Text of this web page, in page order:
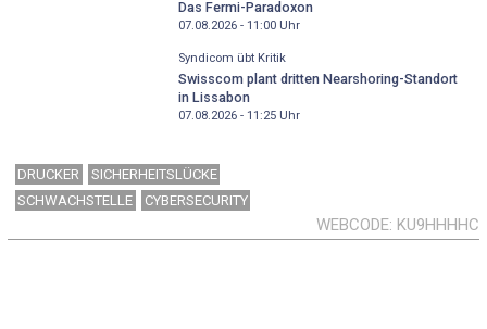
Das Fermi-Paradoxon
07.08.2026 - 11:00Uhr
Syndicom übt Kritik
Swisscom plant dritten Nearshoring-Standort
in Lissabon
07.08.2026 - 11:25Uhr
DRUCKER
SICHERHEITSLÜCKE
SCHWACHSTELLE
CYBERSECURITY
WEBCODE KU9HHHHC